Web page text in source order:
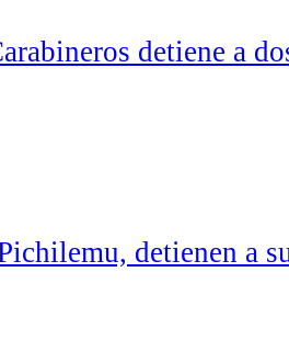
detiene a
detienen a